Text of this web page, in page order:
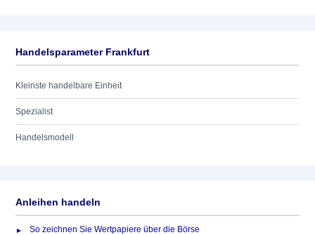
Handelsparameter Frankfurt
Kleinste handelbare Einheit
Spezialist
Handelsmodell
Anleihen handeln
So zeichnen Sie Wertpapiere über die Börse